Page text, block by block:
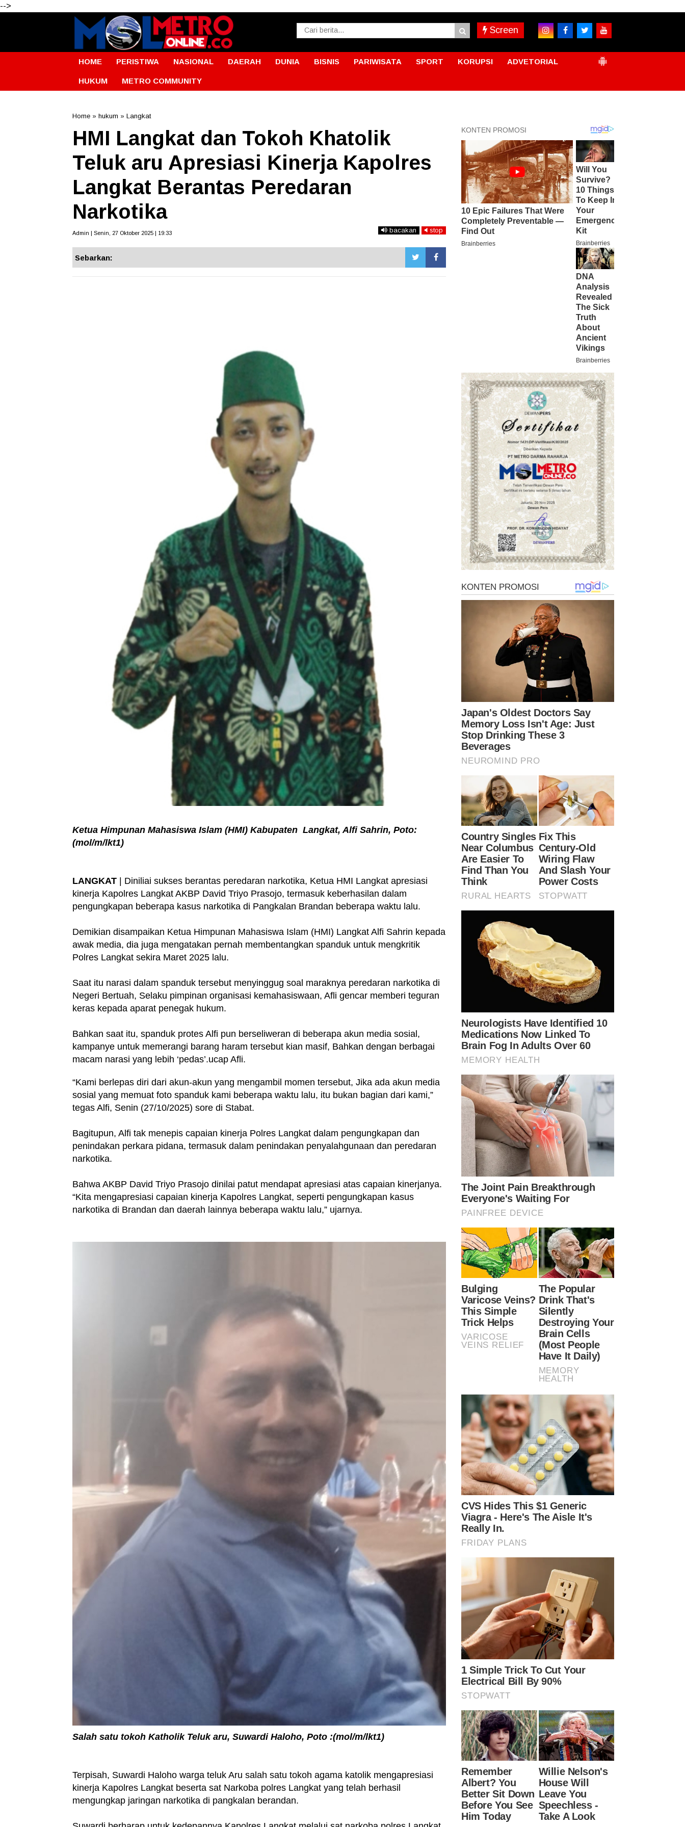
-->
Screen
HOME PERISTIWA NASIONAL DAERAH DUNIA BISNIS PARIWISATA SPORT KORUPSI ADVETORIAL
HUKUM METRO COMMUNITY
Home » hukum » Langkat
HMI Langkat dan Tokoh Khatolik
Teluk aru Apresiasi Kinerja Kapolres
Langkat Berantas Peredaran
Narkotika
Admin | Senin, 27 Oktober 2025 | 19:33 bacakan stop
Sebarkan:
Ketua Himpunan Mahasiswa Islam (HMI) Kabupaten Langkat, Alfi Sahrin, Poto:
(mol/m/lkt1)
LANGKAT | Diniliai sukses berantas peredaran narkotika, Ketua HMI Langkat apresiasi
kinerja Kapolres Langkat AKBP David Triyo Prasojo, termasuk keberhasilan dalam
pengungkapan beberapa kasus narkotika di Pangkalan Brandan beberapa waktu lalu.
Demikian disampaikan Ketua Himpunan Mahasiswa Islam (HMI) Langkat Alfi Sahrin kepada
awak media, dia juga mengatakan pernah membentangkan spanduk untuk mengkritik
Polres Langkat sekira Maret 2025 lalu.
Saat itu narasi dalam spanduk tersebut menyinggug soal maraknya peredaran narkotika di
Negeri Bertuah, Selaku pimpinan organisasi kemahasiswaan, Afli gencar memberi teguran
keras kepada aparat penegak hukum.
Bahkan saat itu, spanduk protes Alfi pun berseliweran di beberapa akun media sosial,
kampanye untuk memerangi barang haram tersebut kian masif, Bahkan dengan berbagai
macam narasi yang lebih ‘pedas’.ucap Afli.
“Kami berlepas diri dari akun-akun yang mengambil momen tersebut, Jika ada akun media
sosial yang memuat foto spanduk kami beberapa waktu lalu, itu bukan bagian dari kami,”
tegas Alfi, Senin (27/10/2025) sore di Stabat.
Bagitupun, Alfi tak menepis capaian kinerja Polres Langkat dalam pengungkapan dan
penindakan perkara pidana, termasuk dalam penindakan penyalahgunaan dan peredaran
narkotika.
Bahwa AKBP David Triyo Prasojo dinilai patut mendapat apresiasi atas capaian kinerjanya.
“Kita mengapresiasi capaian kinerja Kapolres Langkat, seperti pengungkapan kasus
narkotika di Brandan dan daerah lainnya beberapa waktu lalu,” ujarnya.
Salah satu tokoh Katholik Teluk aru, Suwardi Haloho, Poto :(mol/m/lkt1)
Terpisah, Suwardi Haloho warga teluk Aru salah satu tokoh agama katolik mengapresiasi
kinerja Kapolres Langkat beserta sat Narkoba polres Langkat yang telah berhasil
mengungkap jaringan narkotika di pangkalan berandan.